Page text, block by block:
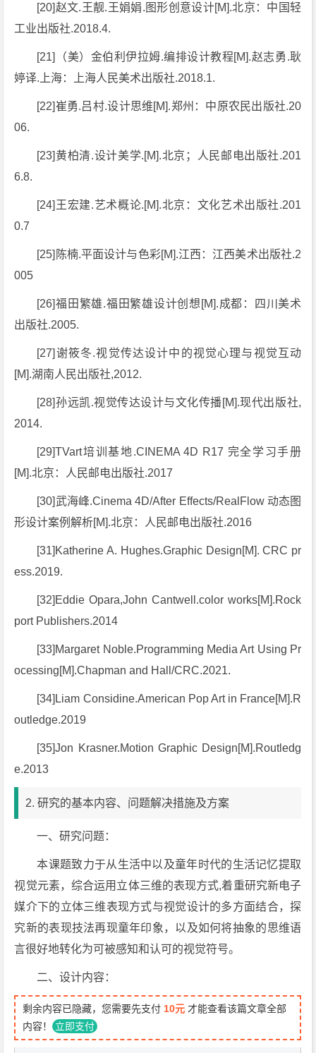
[20]赵文.王靓.王娟娟.图形创意设计[M].北京：中国轻
工业出版社.2018.4.
[21]（美）金伯利伊拉姆.编排设计教程[M].赵志勇.耿
婷译.上海：上海人民美术出版社.2018.1.
[22]崔勇.吕村.设计思维[M].郑州：中原农民出版社.20
06.
[23]黄柏清.设计美学.[M].北京；人民邮电出版社.201
6.8.
[24]王宏建.艺术概论.[M].北京：文化艺术出版社.201
0.7
[25]陈楠.平面设计与色彩[M].江西：江西美术出版社.2
005
[26]福田繁雄.福田繁雄设计创想[M].成都：四川美术
出版社.2005.
[27]谢筱冬.视觉传达设计中的视觉心理与视觉互动
[M].湖南人民出版社,2012.
[28]孙远凯.视觉传达设计与文化传播[M].现代出版社,
2014.
[29]TVart培训基地.CINEMA 4D R17 完全学习手册
[M].北京：人民邮电出版社.2017
[30]武海峰.Cinema 4D/After Effects/RealFlow 动态图
形设计案例解析[M].北京：人民邮电出版社.2016
[31]Katherine A. Hughes.Graphic Design[M]. CRC pr
ess.2019.
[32]Eddie Opara,John Cantwell.color works[M].Rock
port Publishers.2014
[33]Margaret Noble.Programming Media Art Using Pr
ocessing[M].Chapman and Hall/CRC.2021.
[34]Liam Considine.American Pop Art in France[M].R
outledge.2019
[35]Jon Krasner.Motion Graphic Design[M].Routledg
e.2013
2. 研究的基本内容、问题解决措施及方案
一、研究问题：
本课题致力于从生活中以及童年时代的生活记忆提取
视觉元素，综合运用立体三维的表现方式,着重研究新电子
媒介下的立体三维表现方式与视觉设计的多方面结合，探
究新的表现技法再现童年印象，以及如何将抽象的思维语
言很好地转化为可被感知和认可的视觉符号。
二、设计内容：
剩余内容已隐藏，您需要先支付 10元 才能查看该篇文章全部
内容！ 立即支付